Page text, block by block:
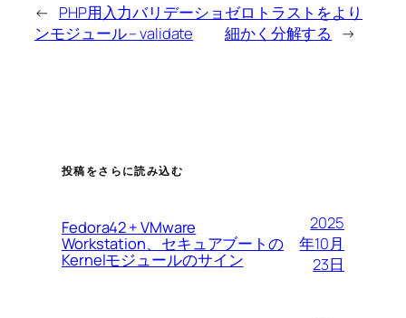
← PHP用入力バリデーショ
ンモジュール – validate
ゼロトラストをより
細かく分解する
→
投稿をさらに読み込む
Fedora42 + VMware
Workstation、セキュアブートの
Kernelモジュールのサイン
2025
年10月
23日